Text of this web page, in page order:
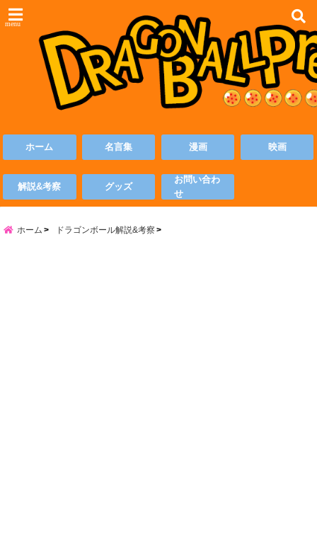
menu
ホーム 名言集 漫画 映画
解説&考察 グッズ
お問い合わ
せ
ホーム ドラゴンボール解説&考察